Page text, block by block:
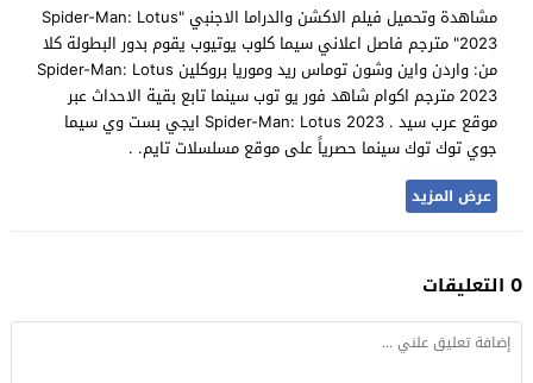
مشاهدة وتحميل فيلم الاكشن والدراما الاجنبي "Spider-Man: Lotus
2023" مترجم فاصل اعلاني سيما كلوب يوتيوب يقوم بدور البطولة كلا
من: واردن واين وشون توماس ريد وموريا بروكلين Spider-Man: Lotus
2023 مترجم اكوام شاهد فور يو توب سينما تابع بقية الاحداث عبر
موقع عرب سيد . Spider-Man: Lotus 2023 ايجي بست وي سيما
جوي توك توك سينما حصرياً على موقع مسلسلات تايم. .
عرض المزيد
0 التعليقات